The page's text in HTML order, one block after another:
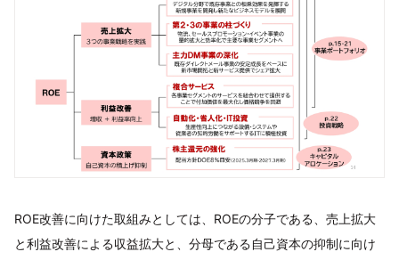
ROE改善に向けた取組みとしては、ROEの分子である、売上拡大
と利益改善による収益拡大と、分母である自己資本の抑制に向け